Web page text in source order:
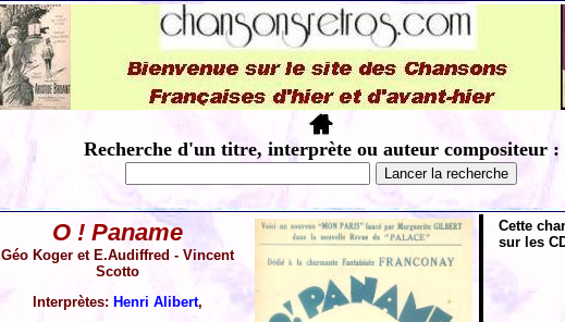
Recherche d'un titre, interprète ou auteur compositeur :
O ! Paname
Géo Koger et E.Audiffred - Vincent
Scotto
Interprètes: Henri Alibert,
Cette
sur les